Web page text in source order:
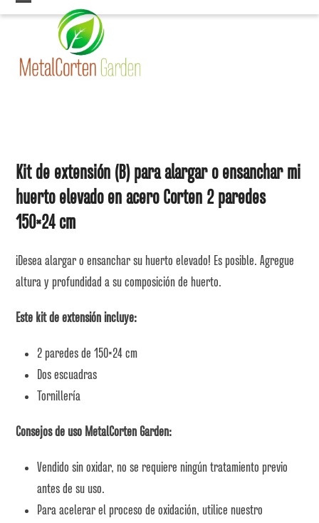
Open
menu
Close
menu
Kit de extensión (B) para alargar o ensanchar mi
huerto elevado en acero Corten 2 paredes
150×24 cm
¡Desea alargar o ensanchar su huerto elevado! Es posible. Agregue
altura y profundidad a su composición de huerto.
Este kit de extensión incluye:
2 paredes de 150×24 cm
Dos escuadras
Tornillería
Consejos de uso MetalCorten Garden:
Vendido sin oxidar, no se requiere ningún tratamiento previo
antes de su uso.
Para acelerar el proceso de oxidación, utilice nuestro